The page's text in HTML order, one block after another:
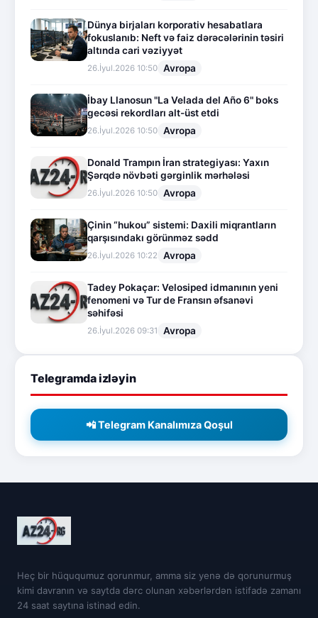
Dünya birjaları korporativ hesabatlara
fokuslanıb: Neft və faiz dərəcələrinin təsiri
altında cari vəziyyət
26.İyul.2026 10:50 Avropa
İbay Llanosun "La Velada del Año 6" boks
gecəsi rekordları alt-üst etdi
26.İyul.2026 10:50 Avropa
Donald Trampın İran strategiyası: Yaxın
Şərqdə növbəti gərginlik mərhələsi
26.İyul.2026 10:50 Avropa
Çinin “hukou” sistemi: Daxili miqrantların
qarşısındakı görünməz sədd
26.İyul.2026 10:22 Avropa
Tadey Pokaçar: Velosiped idmanının yeni
fenomeni və Tur de Fransın əfsanəvi
səhifəsi
26.İyul.2026 09:31 Avropa
Telegramda izləyin
📲 Telegram Kanalımıza Qoşul
Heç bir hüququmuz qorunmur, amma siz yenə də qorunurmuş
kimi davranın və saytda dərc olunan xəbərlərdən istifadə zamanı
24 saat saytına istinad edin.